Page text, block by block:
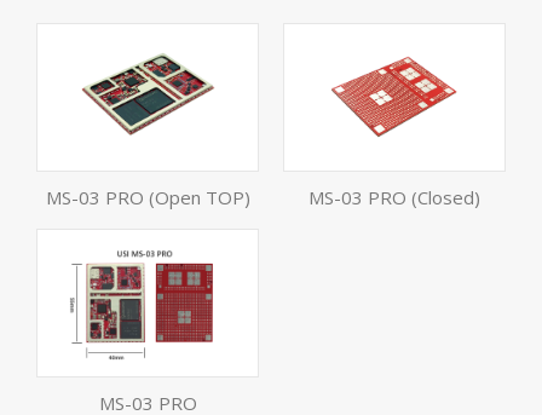
MS-03 PRO (Open TOP) MS-03 PRO (Closed)
MS-03 PRO